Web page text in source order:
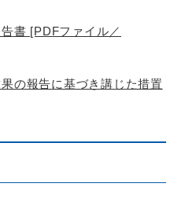
書 [PDFファイル／
の報告に基づき講じた措置